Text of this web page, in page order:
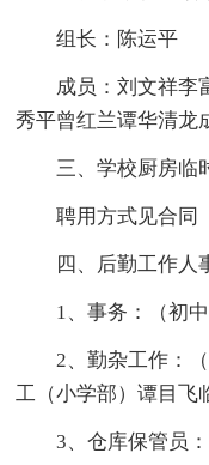
组长：陈运平
成员：刘文祥李
秀平曾红兰谭华清龙
三、学校厨房临
聘用方式见合同
四、后勤工作人
1、事务：（初
2、勤杂工作：
工（小学部）谭目飞
3、仓库保管员